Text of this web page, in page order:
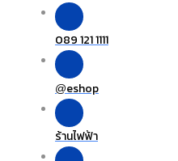
089 121 1111
@eshop
ร้านไฟฟ้า